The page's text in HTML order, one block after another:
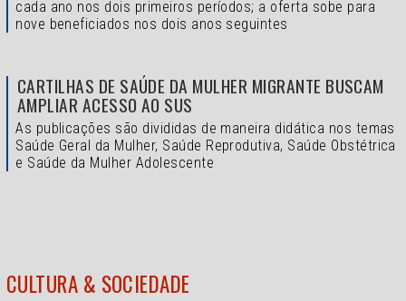
cada ano nos dois primeiros períodos; a oferta sobe para
nove beneficiados nos dois anos seguintes
CARTILHAS DE SAÚDE DA MULHER MIGRANTE BUSCAM
AMPLIAR ACESSO AO SUS
As publicações são divididas de maneira didática nos temas
Saúde Geral da Mulher, Saúde Reprodutiva, Saúde Obstétrica
e Saúde da Mulher Adolescente
CULTURA & SOCIEDADE